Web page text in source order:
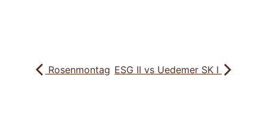
Rosenmontag ESG II vs Uedemer SK I